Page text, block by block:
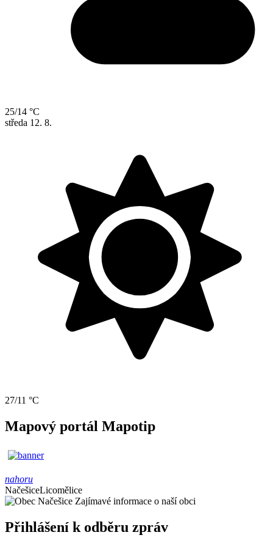
25/14 °C
středa 12. 8.
27/11 °C
Mapový portál Mapotip
nahoru
NačešiceLicomělice
Zajímavé informace o naší obci
Přihlášení k odběru zpráv